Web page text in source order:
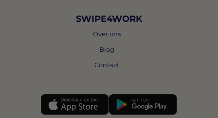
SWIPE4WORK
Over ons
Blog
Contact